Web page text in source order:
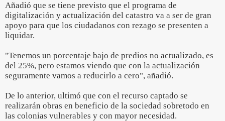
Añadió que se tiene previsto que el programa de
digitalización y actualización del catastro va a ser de gran
apoyo para que los ciudadanos con rezago se presenten a
liquidar.
"Tenemos un porcentaje bajo de predios no actualizado, es
del 25%, pero estamos viendo que con la actualización
seguramente vamos a reducirlo a cero", añadió.
De lo anterior, ultimó que con el recurso captado se
realizarán obras en beneficio de la sociedad sobretodo en
las colonias vulnerables y con mayor necesidad.